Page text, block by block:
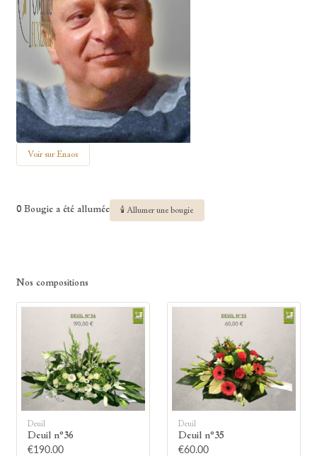
Voir sur Enaos
0 Bougie a été allumée 🕯 Allumer une bougie
Nos compositions
Deuil
Deuil n°36
€190.00
Deuil
Deuil n°35
€60.00